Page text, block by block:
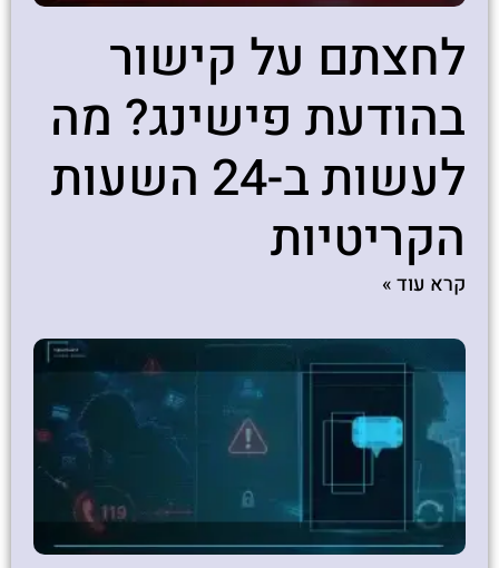
לחצתם על קישור
בהודעת פישינג? מה
לעשות ב-24 השעות
הקריטיות
קרא עוד »